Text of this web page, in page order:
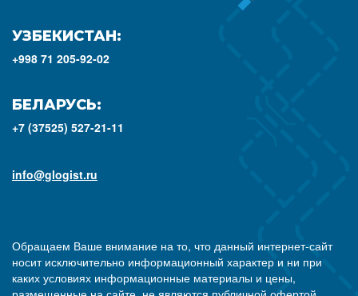
УЗБЕКИСТАН:
+998 71 205-92-02
БЕЛАРУСЬ:
+7 (37525) 527-21-11
info@glogist.ru
Обращаем Ваше внимание на то, что данный интернет-сайт
носит исключительно информационный характер и ни при
каких условиях информационные материалы и цены,